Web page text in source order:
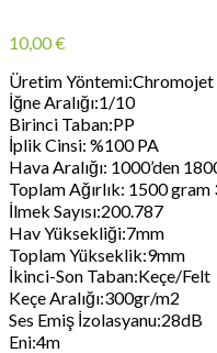
10,00€
Üretim Yöntemi:Chromojet
İğne Aralığı:1/10
Birinci Taban:PP
İplik Cinsi: %100 PA
Hava Aralığı: 1000’den
Toplam Ağırlık: 1500 gram
İlmek Sayısı:200.787
Hav Yüksekliği:7mm
Toplam Yükseklik:9mm
İkinci-Son Taban:Keçe/Felt
Keçe Aralığı:300gr/m2
Ses Emiş İzolasyanu:28dB
Eni:4m